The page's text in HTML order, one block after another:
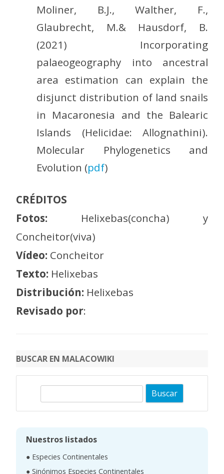
Moliner, B.J., Walther, F.,
Glaubrecht, M.& Hausdorf, B.
(2021) Incorporating
palaeogeography into ancestral
area estimation can explain the
disjunct distribution of land snails
in Macaronesia and the Balearic
Islands (Helicidae: Allognathini).
Molecular Phylogenetics and
Evolution (pdf)
CRÉDITOS
Fotos: Helixebas(concha) y
Concheitor(viva)
Vídeo: Concheitor
Texto: Helixebas
Distribución: Helixebas
Revisado por:
BUSCAR EN MALACOWIKI
Nuestros listados
● Especies Continentales
● Sinónimos Especies Continentales